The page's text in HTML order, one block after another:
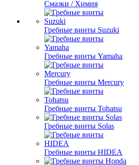
Смазки / Химия
Гребные винты Suzuki
Гребные винты Yamaha
Гребные винты Mercury
Гребные винты Tohatsu
Гребные винты Solas
Гребные винты HIDEA